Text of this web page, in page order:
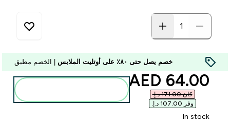
خصم يصل حتى ٨٠٪ على أوتليت الملابس | الخصم مطبق
discounted price
64.00 AED‎
كان ‏171.00 د.إ.‏‎
وفر ‏107.00 د.إ.‏‎
In stock